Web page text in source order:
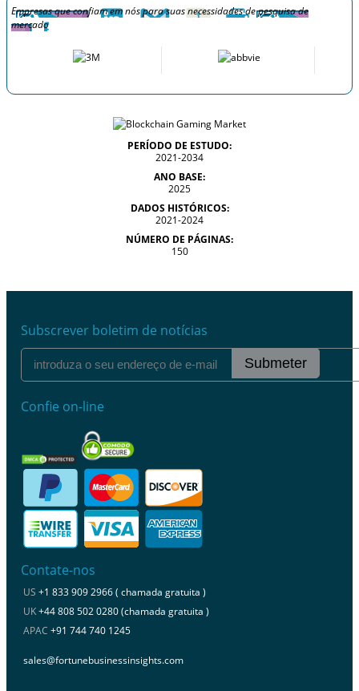
Empresas que confiam em nós para suas necessidades de pesquisa de
mercado
PERÍODO DE ESTUDO:
2021-2034
ANO BASE:
2025
DADOS HISTÓRICOS:
2021-2024
NÚMERO DE PÁGINAS:
150
Subscrever boletim de notícias
Submeter
Confie on-line
Contate-nos
US +1 833 909 2966 ( chamada gratuita )
UK+44 808 502 0280 (chamada gratuita )
APAC +91 744 740 1245
sales@fortunebusinessinsights.com